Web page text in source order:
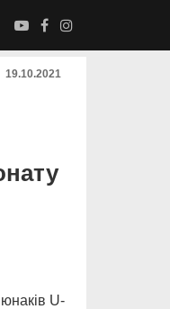
19.10.2021
U-